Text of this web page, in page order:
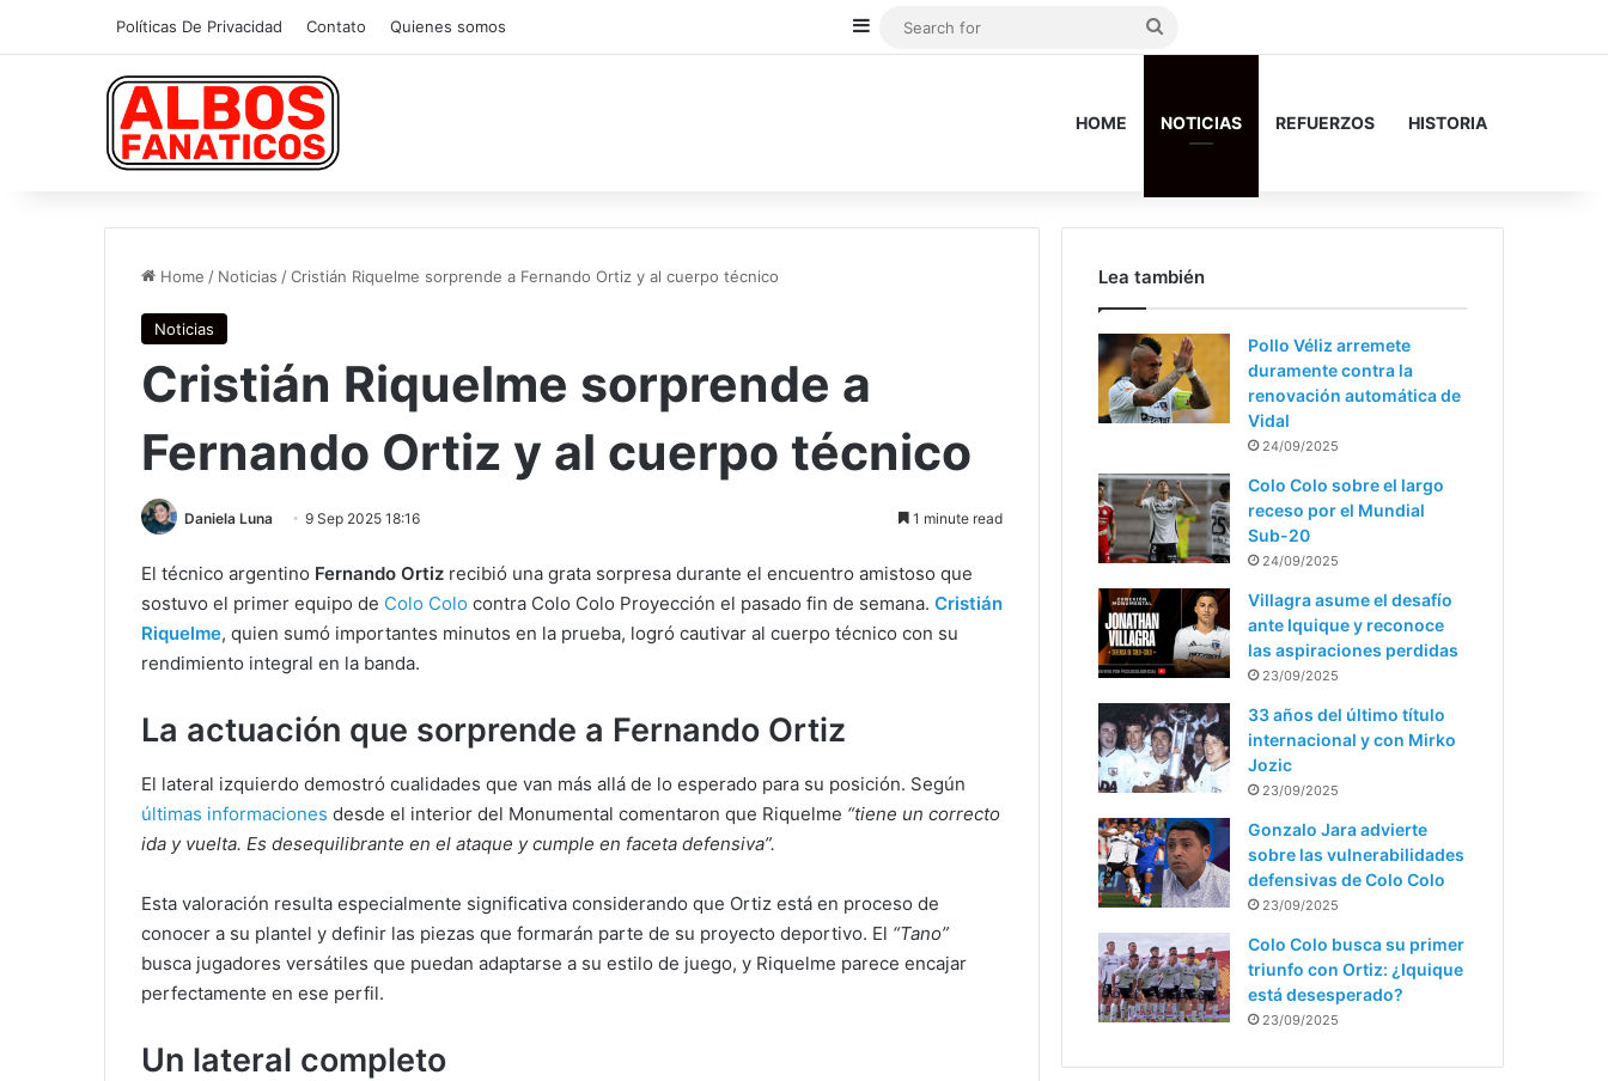
Políticas De Privacidad Contato Quienes somos Sidebar
HOME NOTICIAS REFUERZOS HISTORIA
Home / Noticias /Cristián Riquelme sorprende a Fernando Ortiz y al cuerpo técnico
Noticias
Cristián Riquelme sorprende a
Fernando Ortiz y al cuerpo técnico
Daniela Luna 9 Sep 2025 18:16 1 minute read
El técnico argentino Fernando Ortiz recibió una grata sorpresa durante el encuentro amistoso que
sostuvo el primer equipo de Colo Colo contra Colo Colo Proyección el pasado fin de semana. Cristián
Riquelme, quien sumó importantes minutos en la prueba, logró cautivar al cuerpo técnico con su
rendimiento integral en la banda.
La actuación que sorprende a Fernando Ortiz
El lateral izquierdo demostró cualidades que van más allá de lo esperado para su posición. Según
últimas informaciones desde el interior del Monumental comentaron que Riquelme “tiene un correcto
ida y vuelta. Es desequilibrante en el ataque y cumple en faceta defensiva”.
Esta valoración resulta especialmente significativa considerando que Ortiz está en proceso de
conocer a su plantel y definir las piezas que formarán parte de su proyecto deportivo. El “Tano”
busca jugadores versátiles que puedan adaptarse a su estilo de juego, y Riquelme parece encajar
perfectamente en ese perfil.
Un lateral completo
Lea también
Pollo Véliz arremete
duramente contra la
renovación automática de
Vidal
24/09/2025
Colo Colo sobre el largo
receso por el Mundial
Sub-20
24/09/2025
Villagra asume el desafío
ante Iquique y reconoce
las aspiraciones perdidas
23/09/2025
33 años del último título
internacional y con Mirko
Jozic
23/09/2025
Gonzalo Jara advierte
sobre las vulnerabilidades
defensivas de Colo Colo
23/09/2025
Colo Colo busca su primer
triunfo con Ortiz: ¿Iquique
está desesperado?
23/09/2025